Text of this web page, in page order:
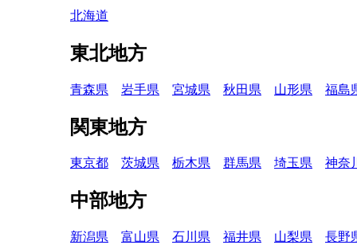
北海道
東北地方
青森県 岩手県 宮城県 秋田県 山形県 福島
関東地方
東京都 茨城県 栃木県 群馬県 埼玉県 神奈
中部地方
新潟県 富山県 石川県 福井県 山梨県 長野